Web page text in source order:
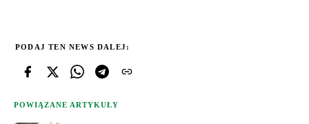
PODAJ TEN NEWS DALEJ:
POWIĄZANE ARTYKUŁY